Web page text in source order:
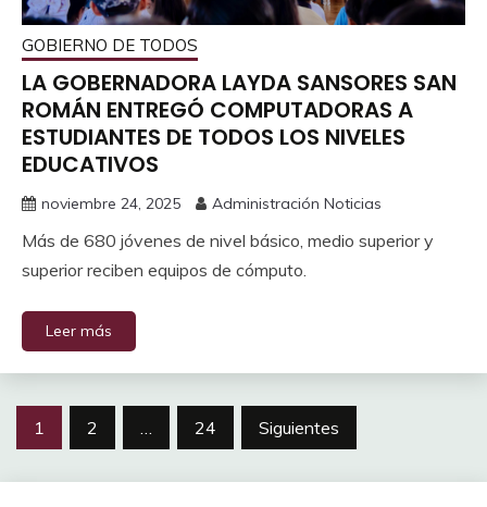
GOBIERNO DE TODOS
LA GOBERNADORA LAYDA SANSORES SAN
ROMÁN ENTREGÓ COMPUTADORAS A
ESTUDIANTES DE TODOS LOS NIVELES
EDUCATIVOS
noviembre 24, 2025 Administración Noticias
Más de 680 jóvenes de nivel básico, medio superior y
superior reciben equipos de cómputo.
Leer más
Navegación
1 2 … 24 Siguientes